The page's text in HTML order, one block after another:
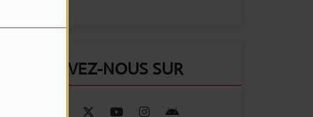
RETROUVEZ-NOUS SUR